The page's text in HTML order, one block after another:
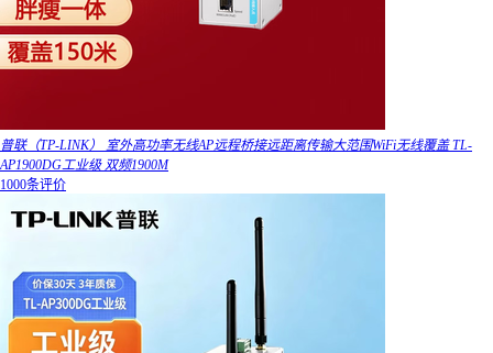
普联（TP-LINK） 室外高功率无线AP远程桥接远距离传输大范围WiFi无线覆盖 TL-
AP1900DG工业级 双频1900M
1000条评价